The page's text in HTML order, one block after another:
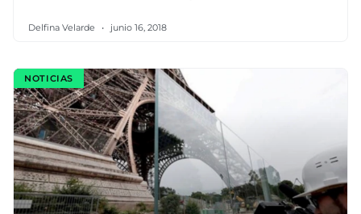
Delfina Velarde junio 16, 2018
NOTICIAS